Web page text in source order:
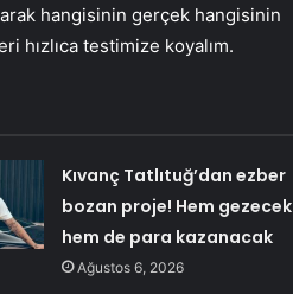
hangisinin gerçek hangisinin
hızlıca testimize koyalım.
Kıvanç Tatlıtuğ’dan ezber
bozan proje! Hem gezecek
hem de para kazanacak
Ağustos 6, 2026